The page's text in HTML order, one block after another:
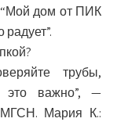
“Мой дом от ПИК
трубы,
это важно”, —
Мария К.: